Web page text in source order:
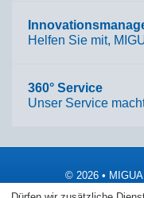
Helfen Sie mit,
360° Service
Unser Service
© 2026 •